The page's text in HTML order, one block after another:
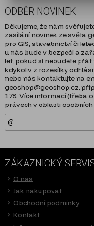
ODBĚR NOVINEK
Děkujeme, že nám
zasílání novinek ze světa
pro GIS, stavebnictví či
u nás bude v bezpečí a
let, pokud si nebudete
kdykoliv z rozesílky
nebo nás kontaktujte na
geoshop@geoshop.cz,
178. Více informací (třeba
právech v oblasti
ZÁKAZNICKÝ
O nás
Jak nakupovat
Obchodní podmínky
Kontakt